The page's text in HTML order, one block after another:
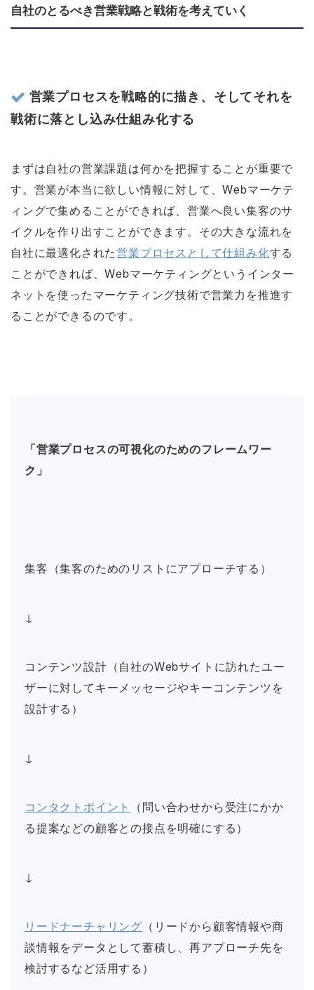
自社のとるべき営業戦略と戦術を考えていく
営業プロセスを戦略的に描き、そしてそれを
戦術に落とし込み仕組み化する
まずは自社の営業課題は何かを把握することが重要で
す。営業が本当に欲しい情報に対して、Webマーケテ
ィングで集めることができれば、営業へ良い集客のサ
イクルを作り出すことができます。その大きな流れを
自社に最適化された営業プロセスとして仕組み化する
ことができれば、Webマーケティングというインター
ネットを使ったマーケティング技術で営業力を推進す
ることができるのです。
「営業プロセスの可視化のためのフレームワー
ク」
集客（集客のためのリストにアプローチする）
↓
コンテンツ設計（自社のWebサイトに訪れたユー
ザーに対してキーメッセージやキーコンテンツを
設計する）
↓
コンタクトポイント
（問い合わせから受注にかか
る提案などの顧客との接点を明確にする）
↓
リードナーチャリング （リードから顧客情報や商
談情報をデータとして蓄積し、再アプローチ先を
検討するなど活用する）